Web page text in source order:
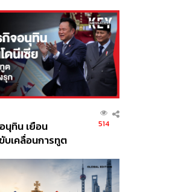
นุทิน เยือน
บเคลื่อนการทูต
ตร์ไทย –
514